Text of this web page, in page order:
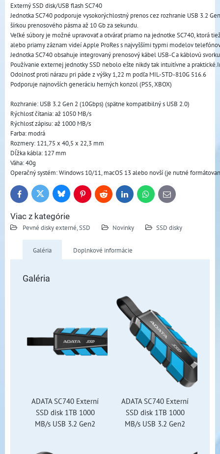
Externý SSD disk/USB flash SC740
Jednotka SC740 podporuje vysokorýchlostný prenos cez rozhranie USB 3.2
šírkou prenosového pásma až 10 Gb za sekundu.
Veľké súbory je možné upravovať a otvárať priamo na jednotke SC740, ktorá
alebo priamy záznam videí Apple ProRes s najvyššími typmi modelov
Jednotka SC740 obsahuje integrovaný prenosový kábel USB-C a káblovú
Používanie externej jednotky SSD nebolo ešte nikdy tak intuitívne a
Odolnosť proti nárazu pri páde z výšky 1,22 m podľa MIL-STD-810G 516.6
Podporuje najnovších generáciu herných konzol (PS5, XBOX)
Rozhranie: USB 3.2 Gen 2 (10Gbps) (spätne kompatibilný s USB 2.0)
Rýchlosť čítania: až 1050 MB/s
Rýchlosť zápisu: až 1000 MB/s
Farba: modrá
Rozmery: 121,75 x 40,5 x 22,3 mm
Dĺžka kábla: 127 mm
Váha: 40g
Operačný systém: Windows 10/11, macOS 13 alebo novší (je nutné
FacebookTwitter BlueskyPinterestReddit LinkedInWhatsApp
E-
mail
Viac z kategórie
Pevné disky externé, SSD Novinky SSD disky
Galéria Doplnkové informácie
Galéria
ADATA SC740 Externí
SSD disk 1TB 1000
MB/s USB 3.2 Gen2
ADATA SC740 Externí
SSD disk 1TB 1000
MB/s USB 3.2 Gen2